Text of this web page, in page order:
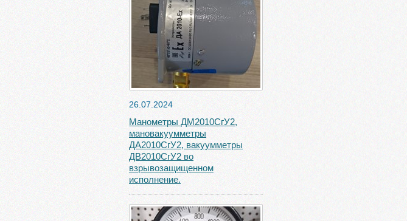
26.07.2024
Манометры ДМ2010СгУ2,
мановакуумметры
ДА2010СгУ2, вакуумметры
ДВ2010СгУ2 во
взрывозащищенном
исполнение.